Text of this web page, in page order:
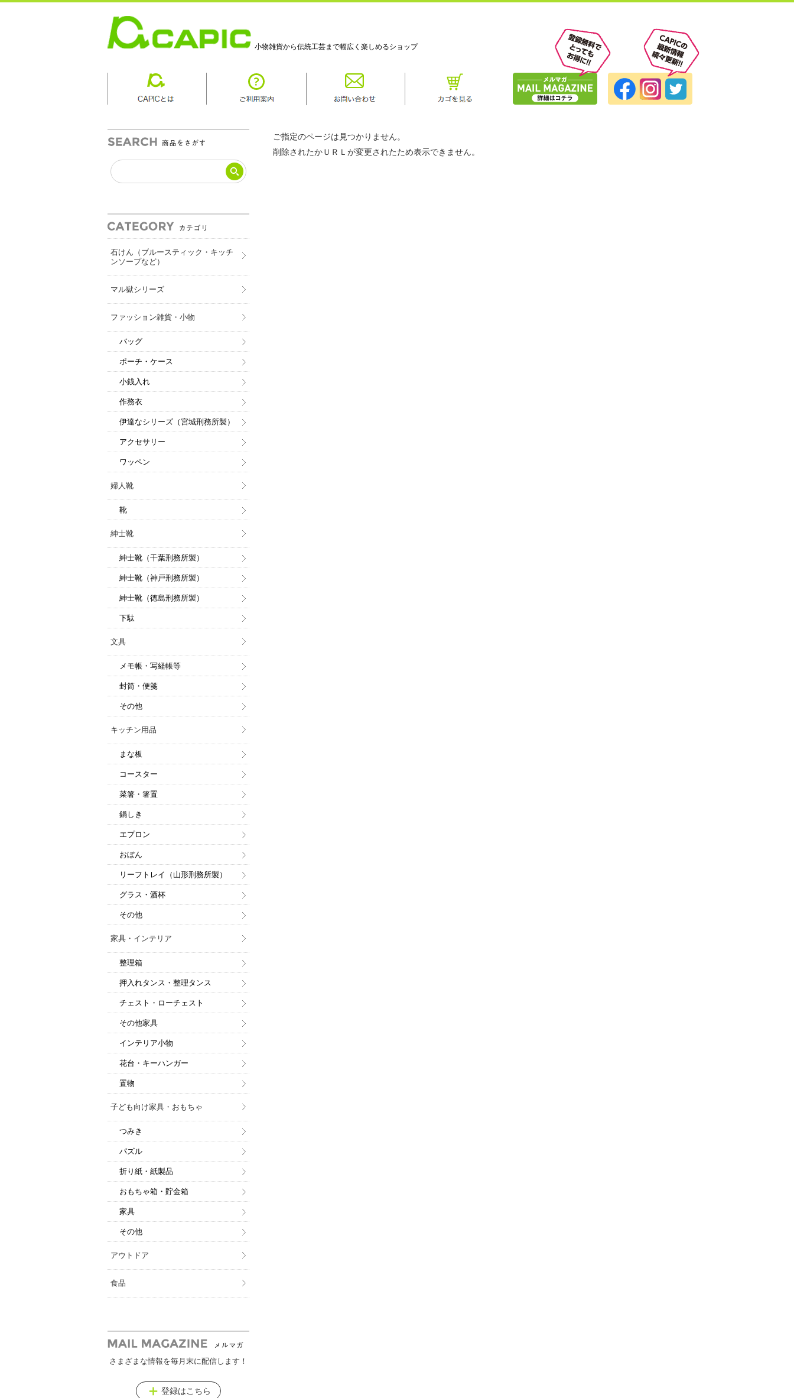
小物雑貨から伝統工芸まで幅広く楽しめるショップ
ご指定のページは見つかりません。
削除されたかＵＲＬが変更されたため表示できません。
石けん（ブルースティック・キッチ
ンソープなど）
マル獄シリーズ
ファッション雑貨・小物
バッグ
ポーチ・ケース
小銭入れ
作務衣
伊達なシリーズ（宮城刑務所製）
アクセサリー
ワッペン
婦人靴
靴
紳士靴
紳士靴（千葉刑務所製）
紳士靴（神戸刑務所製）
紳士靴（徳島刑務所製）
下駄
文具
メモ帳・写経帳等
封筒・便箋
その他
キッチン用品
まな板
コースター
菜箸・箸置
鍋しき
エプロン
おぼん
リーフトレイ（山形刑務所製）
グラス・酒杯
その他
家具・インテリア
整理箱
押入れタンス・整理タンス
チェスト・ローチェスト
その他家具
インテリア小物
花台・キーハンガー
置物
子ども向け家具・おもちゃ
つみき
パズル
折り紙・紙製品
おもちゃ箱・貯金箱
家具
その他
アウトドア
食品
メールマガジン
さまざまな情報を毎月末に配信します！
登録はこちら